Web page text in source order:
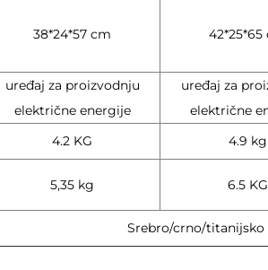
38*24*57 cm 42*25*65
uređaj za proizvodnju
električne energije
uređaj za
električne
4.2 KG 4.9 kg
5,35 kg 6.5 KG
Srebro/crno/titanijsko